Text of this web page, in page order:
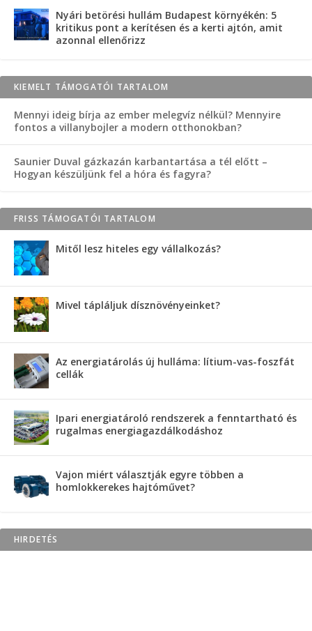
Nyári betörési hullám Budapest környékén: 5
kritikus pont a kerítésen és a kerti ajtón, amit
azonnal ellenőrizz
KIEMELT TÁMOGATÓI TARTALOM
Mennyi ideig bírja az ember melegvíz nélkül? Mennyire
fontos a villanybojler a modern otthonokban?
Saunier Duval gázkazán karbantartása a tél előtt –
Hogyan készüljünk fel a hóra és fagyra?
FRISS TÁMOGATÓI TARTALOM
Mitől lesz hiteles egy vállalkozás?
Mivel tápláljuk dísznövényeinket?
Az energiatárolás új hulláma: lítium-vas-foszfát
cellák
Ipari energiatároló rendszerek a fenntartható és
rugalmas energiagazdálkodáshoz
Vajon miért választják egyre többen a
homlokkerekes hajtóművet?
HIRDETÉS